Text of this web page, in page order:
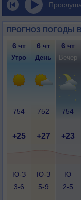
ПРОГНОЗ ПОГОДЫ
6 чт 6 чт 6 чт
Утро День Вечер
754 752 754
+25 +27 +23
Ю-З
3-6
Ю-З
5-9
Ю
2-5